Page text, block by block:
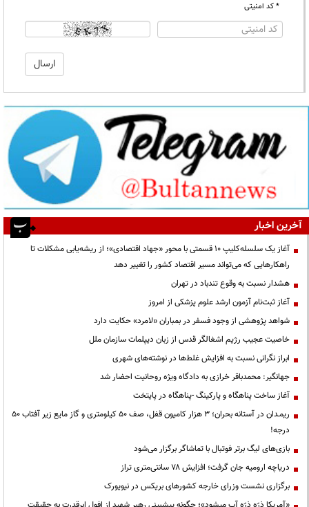
* کد امنیتی
آخرین اخبار
آغاز یک سلسله‌کلیپ ۱۰ قسمتی با محور «جهاد اقتصادی»؛ از ریشه‌یابی مشکلات تا
راهکارهایی که می‌تواند مسیر اقتصاد کشور را تغییر دهد
هشدار نسبت به وقوع تندباد در تهران
آغاز ثبت‌نام آزمون ارشد علوم پزشکی از امروز
شواهد پژوهشی از وجود فسفر در بمباران «لامرد» حکایت دارد
خاصیت عجیب رژیم اشغالگر قدس از زبان دیپلمات سازمان ملل
ابراز نگرانی نسبت به افزایش غلط‌ها در نوشته‌های شهری
جهانگیر: محمدباقر خرازی به دادگاه ویژه روحانیت احضار شد
آغاز ساخت پناهگاه و پارکینگ -پناهگاه در پایتخت
ریمـدان در آستانه بحران؛ ۳ هزار کامیون قفل، صف ۵۰ کیلومتری و گاز مایع زیر آفتاب ۵۰
درجه!
بازی‌های لیگ برتر فوتبال با تماشاگر برگزار می‌شود
دریاچه ارومیه جان گرفت؛ افزایش ۷۸ سانتی‌متری تراز
برگزاری نشست وزرای خارجه کشورهای بریکس در نیویورک